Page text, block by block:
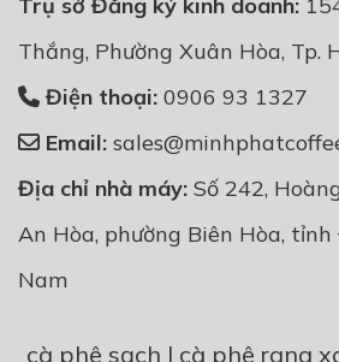
Trụ sở Đăng ký kinh doanh:
Thắng, Phường Xuân Hòa, Tp.
Điện thoại: 0906 93 1327
Email:
Địa chỉ nhà máy: Số 242,
An Hòa, phường Biên Hòa,
Nam
cà phê sạch | cà phê rang